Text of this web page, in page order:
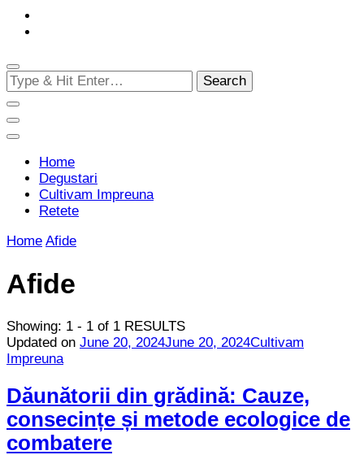
Gradina Culinara
Cultivam retete delicioase
Looking
for
Something?
Home
Degustari
Cultivam Impreuna
Retete
Home Afide
Afide
Showing: 1 - 1 of 1 RESULTS
Updated on June 20, 2024June 20, 2024Cultivam
Impreuna
Dăunătorii din grădină: Cauze,
consecințe și metode ecologice de
combatere